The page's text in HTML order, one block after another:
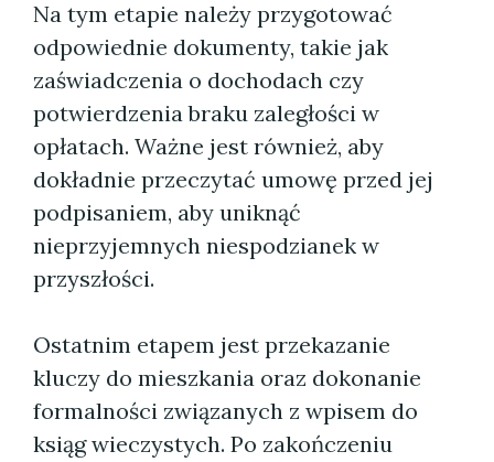
Na tym etapie należy przygotować
odpowiednie dokumenty, takie jak
zaświadczenia o dochodach czy
potwierdzenia braku zaległości w
opłatach. Ważne jest również, aby
dokładnie przeczytać umowę przed jej
podpisaniem, aby uniknąć
nieprzyjemnych niespodzianek w
przyszłości.
Ostatnim etapem jest przekazanie
kluczy do mieszkania oraz dokonanie
formalności związanych z wpisem do
ksiąg wieczystych. Po zakończeniu